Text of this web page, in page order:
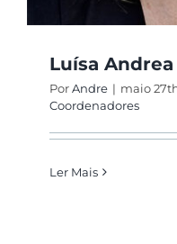
Luísa
PorAndre | maio
Coordenadores
Ler Mais